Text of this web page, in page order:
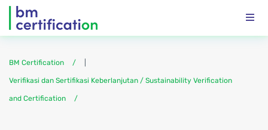
BM Certification
Verifikasi dan Sertifikasi Keberlanjutan / Sustainability Verification
and Certification